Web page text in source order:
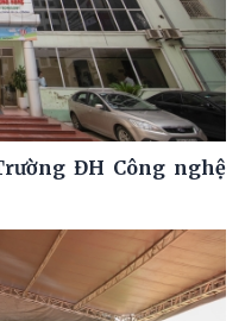
ĐH Công nghệ